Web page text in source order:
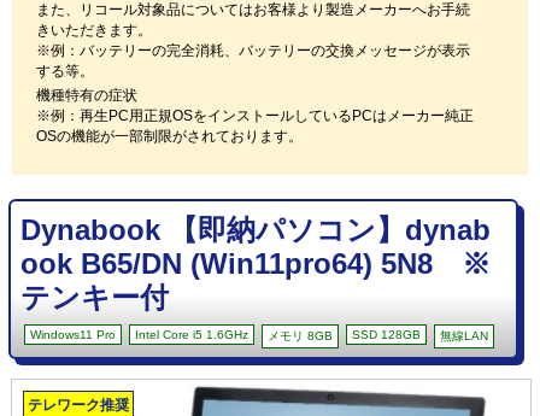
また、リコール対象品についてはお客様より製造メーカーへお手続
きいただきます。
※例：バッテリーの完全消耗、バッテリーの交換メッセージが表示
する等。
機種特有の症状
※例：再生PC用正規OSをインストールしているPCはメーカー純正
OSの機能が一部制限がされております。
Dynabook 【即納パソコン】dynab
ook B65/DN (Win11pro64) 5N8 ※
テンキー付
Windows11 Pro Intel Core i5 1.6GHz メモリ 8GB SSD 128GB 無線LAN
テレワーク推奨